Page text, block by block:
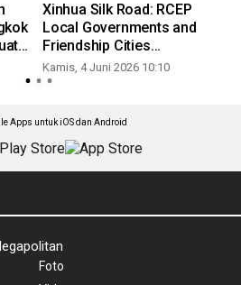
Xinhua Silk Road: RCEP
Local Governments and
Friendship Cities
Cooperation (Huangshan)
Forum 2026 Dibuka di Anhui,
Kamis, 4 Juni 2026 10:10
Apps untuk iOS dan Android
Foto